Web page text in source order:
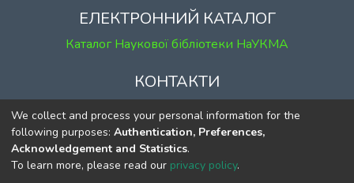
ЕЛЕКТРОННИЙ КАТАЛОГ
Каталог Наукової бібліотеки НаУКМА
КОНТАКТИ
м. Київ, вул. Григорія Сковороди, 2
к. 1, к. 120
тел. (044) 463-69-31
ekmair@ukma.edu.ua
We collect and process your personal information for the
following purposes: Authentication, Preferences,
Acknowledgement and Statistics.
To learn more, please read our privacy policy.